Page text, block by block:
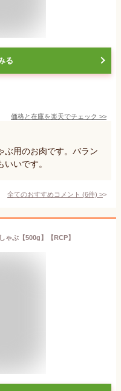
る
価格と在庫を楽天でチェック >>
ぶ用のお肉です。バラン
いです。
全てのおすすめコメント (6件) >
ゃぶ【500g】【RCP】